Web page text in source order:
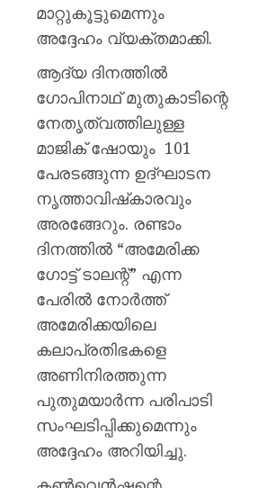
മാറ്റുകൂട്ടുമെന്നും
അദ്ദേഹം വ്യക്തമാക്കി.
ആദ്യ ദിനത്തിൽ
ഗോപിനാഥ് മുതുകാടിന്റെ
നേതൃത്വത്തിലുള്ള
മാജിക് ഷോയും 101
പേരടങ്ങുന്ന ഉദ്ഘാടന
നൃത്താവിഷ്‌കാരവും
അരങ്ങേറും. രണ്ടാം
ദിനത്തിൽ “അമേരിക്ക
ഗോട്ട് ടാലന്റ്” എന്ന
പേരിൽ നോർത്ത്
അമേരിക്കയിലെ
കലാപ്രതിഭകളെ
അണിനിരത്തുന്ന
പുതുമയാർന്ന പരിപാടി
സംഘടിപ്പിക്കുമെന്നും
അദ്ദേഹം അറിയിച്ചു.